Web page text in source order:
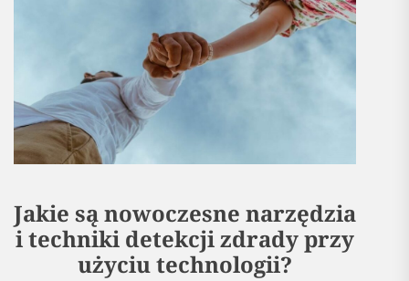
Jakie są nowoczesne narzędzia
i techniki detekcji zdrady przy
użyciu technologii?